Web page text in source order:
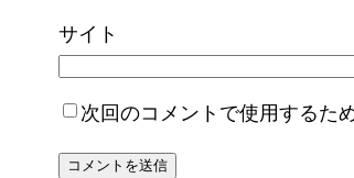
サイト
次回のコメントで使用するた